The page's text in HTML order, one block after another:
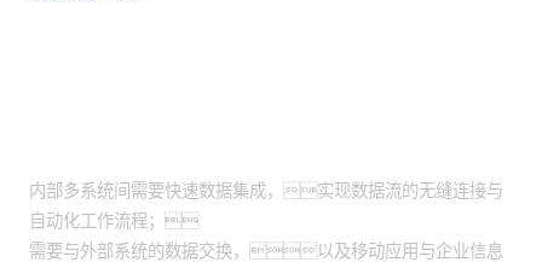
内部多系统间需要快速数据集成，实现数据流的无缝连接与
自动化工作流程；
需要与外部系统的数据交换，以及移动应用与企业信息